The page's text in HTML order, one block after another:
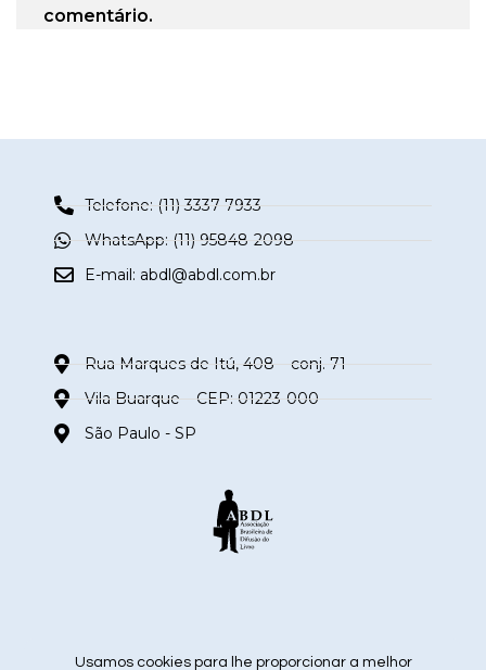
comentário.
Telefone: (11) 3337-7933
WhatsApp: (11) 95848-2098
E-mail: abdl@abdl.com.br
Rua Marques de Itú, 408 – conj. 71
Vila Buarque – CEP: 01223-000
São Paulo - SP
siga nas redes sociais
Usamos cookies para lhe proporcionar a melhor